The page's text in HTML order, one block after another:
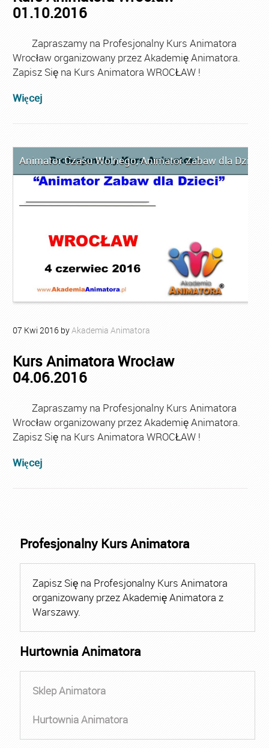
01.10.2016
Zapraszamy na Profesjonalny Kurs Animatora
Wrocław organizowany przez Akademię Animatora.
Zapisz Się na Kurs Animatora WROCŁAW !
Więcej
Animator Czasu Wolnego,Animator Zabaw dla Dzieci
07 Kwi 2016 byAkademia Animatora
Kurs Animatora Wrocław
04.06.2016
Zapraszamy na Profesjonalny Kurs Animatora
Wrocław organizowany przez Akademię Animatora.
Zapisz Się na Kurs Animatora WROCŁAW !
Więcej
Profesjonalny Kurs Animatora
Zapisz Się na Profesjonalny Kurs Animatora
organizowany przez Akademię Animatora z
Warszawy.
Hurtownia Animatora
Sklep Animatora
Hurtownia Animatora